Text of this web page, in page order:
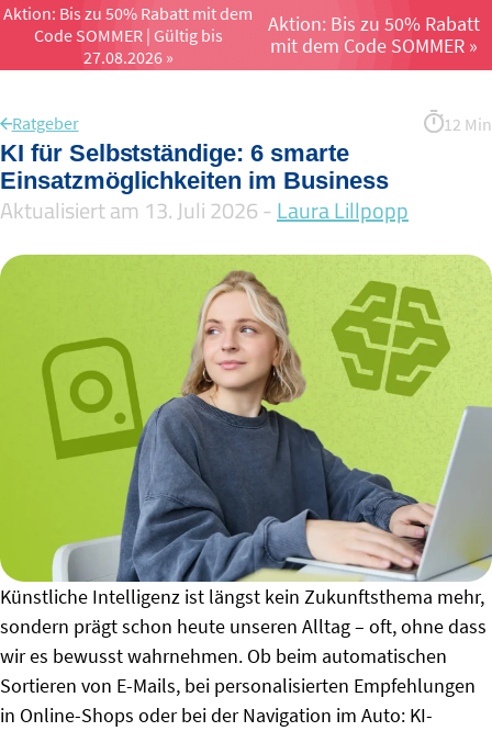
Aktion: Bis zu 50% Rabatt mit dem
Code SOMMER | Gültig bis
27.08.2026 »
Aktion: Bis zu 50% Rabatt
mit dem Code SOMMER »
Menü öffnen
Ratgeber 12 Min
KI für Selbstständige: 6 smarte
Einsatzmöglichkeiten im Business
Aktualisiert am 13. Juli 2026 -Laura Lillpopp
Künstliche Intelligenz ist längst kein Zukunftsthema mehr,
sondern prägt schon heute unseren Alltag – oft, ohne dass
wir es bewusst wahrnehmen. Ob beim automatischen
Sortieren von E-Mails, bei personalisierten Empfehlungen
in Online-Shops oder bei der Navigation im Auto: KI-